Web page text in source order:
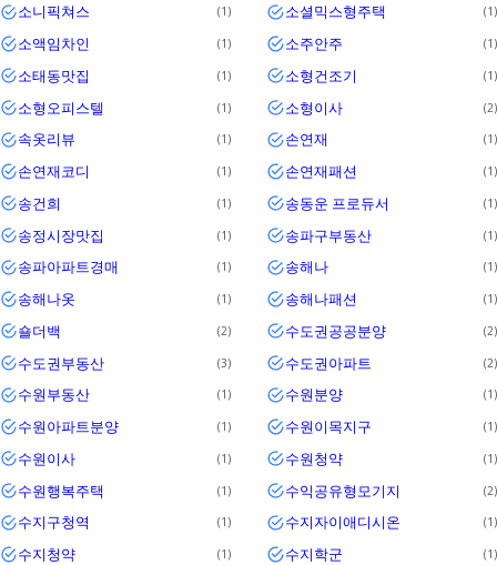
소니픽쳐스 1 소셜믹스형주택 1
소액임차인 1 소주안주 1
소태동맛집 1 소형건조기 1
소형오피스텔 1 소형이사 2
속옷리뷰 1 손연재 1
손연재코디 1 손연재패션 1
송건희 1 송동운 프로듀서 1
송정시장맛집 1 송파구부동산 1
송파아파트경매 1 송해나 1
송해나옷 1 송해나패션 1
숄더백 2 수도권공공분양 2
수도권부동산 3 수도권아파트 2
수원부동산 1 수원분양 1
수원아파트분양 1 수원이목지구 1
수원이사 1 수원청약 1
수원행복주택 1 수익공유형모기지 2
수지구청역 1 수지자이애디시온 1
수지청약 1 수지학군 1